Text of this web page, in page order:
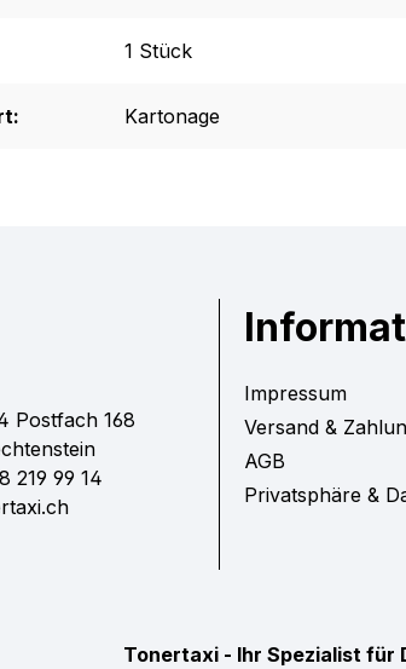
1 Stück
Kartonage
Postfach 168
219 99 14
Impressum
Versand &
AGB
Privatsphäre &
Tonertaxi - Ihr Spezialist für